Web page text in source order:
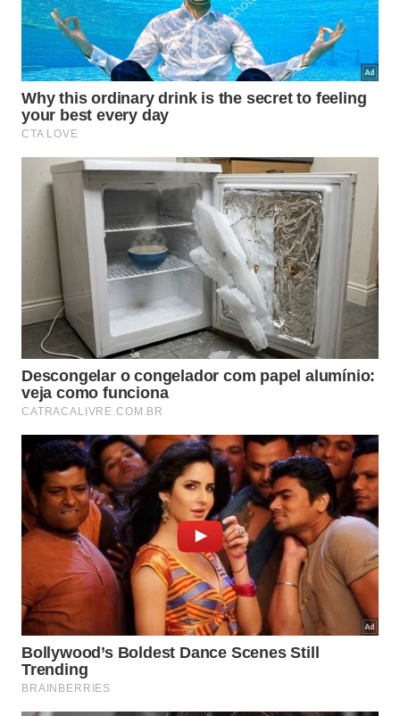
A avaliação costuma observar a região do
olho de lombo, entre a 12ª e a 13ª costela.
Para escolher bem, olhe a superfície do corte sob
boa luz e procure veios claros finos dentro da
carne. O
delicado e espalhado, não como manchas grandes
desebo externo na borda.
A carne magra se destaca melhor nestes usos:
ensopados com caldo, legumes e cozimento mais
longo;
preparos em panela de pressão, quando o corte
pede tempo;
receitas com molho, que ajudam a manter
umidade;
refeições em que o consumidor busca menos
gordura aparente.